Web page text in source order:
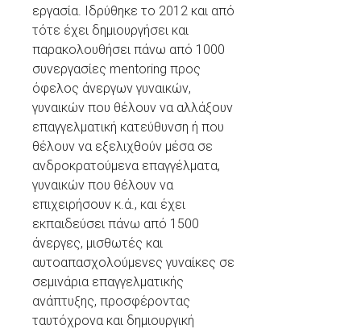
εργασία. Ιδρύθηκε το 2012 και από
τότε έχει δημιουργήσει και
παρακολουθήσει πάνω από 1000
συνεργασίες mentoring προς
όφελος άνεργων γυναικών,
γυναικών που θέλουν να αλλάξουν
επαγγελματική κατεύθυνση ή που
θέλουν να εξελιχθούν μέσα σε
ανδροκρατούμενα επαγγέλματα,
γυναικών που θέλουν να
επιχειρήσουν κ.ά., και έχει
εκπαιδεύσει πάνω από 1500
άνεργες, μισθωτές και
αυτοαπασχολούμενες γυναίκες σε
σεμινάρια επαγγελματικής
ανάπτυξης, προσφέροντας
ταυτόχρονα και δημιουργική